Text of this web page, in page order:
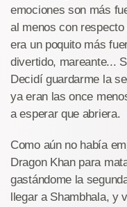
emociones son más
al menos con
era un poquito más
divertido, mareante...
Decidí guardarme la
ya eran las once
a esperar que abriera.
Como aún no había
Dragon Khan para
gastándome la
llegar a Shambhala, y